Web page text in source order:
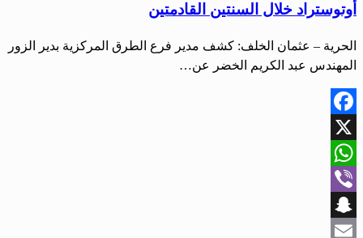
أوتوستراد خلال السنتين القادمتين
الحرية – عثمان الخلف: كشف مدير فرع الطرق المركزية بدير الزور
المهندس عبد الكريم الخضر عن…
Facebook
X
WhatsApp
Viber
Snapchat